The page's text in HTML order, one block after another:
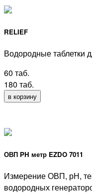
RELIEF
Водородные таблетки
60 таб.
180 таб.
в корзину
ОВП PH метр EZDO 7011
Измерение ОВП, рН,
водородных